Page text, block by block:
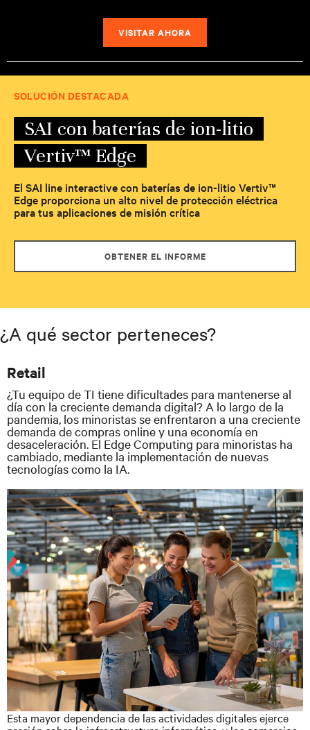
VISITAR AHORA
SOLUCIÓN DESTACADA
SAI con baterías de ion-litio
Vertiv™ Edge
El SAI line interactive con baterías de ion-litio Vertiv™
Edge proporciona un alto nivel de protección eléctrica
para tus aplicaciones de misión crítica
OBTENER EL INFORME
¿A qué sector perteneces?
Retail
¿Tu equipo de TI tiene dificultades para mantenerse al
día con la creciente demanda digital? A lo largo de la
pandemia, los minoristas se enfrentaron a una creciente
demanda de compras online y una economía en
desaceleración. El Edge Computing para minoristas ha
cambiado, mediante la implementación de nuevas
tecnologías como la IA.
Esta mayor dependencia de las actividades digitales ejerce